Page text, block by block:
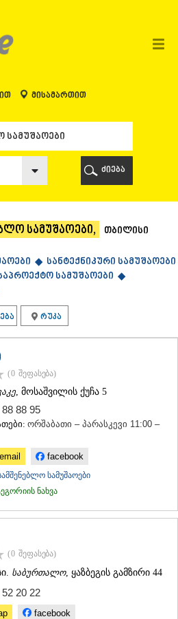
მისამართით
ძიება
სამუშაოები, თბილისი
◆ სანტექნიკური სამუშაოები
სამუშაოები ◆
რუკა
(0 შეფასება)
, მოსაშვილის ქუჩა 5
88 88 95
ორშაბათი – პარასკევი 11:00 –
email facebook
სამუშაოები
ნახვა
(0 შეფასება)
საბურთალო, ყაზბეგის გამზირი 44
52 20 22
facebook